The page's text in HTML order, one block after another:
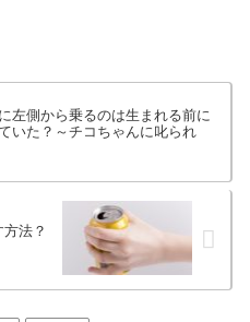
左側から乗るのは生まれる前に
いた？～チコちゃんに叱られ
法？